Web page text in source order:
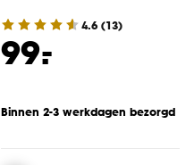
4.6 (13)
99.
-
Binnen 2-3 werkdagen bezorgd